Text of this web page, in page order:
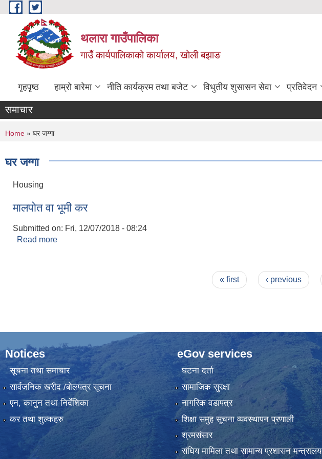
Skip to main content
थलारा गाउँपालिका
गाउँ कार्यपालिकाको कार्यालय, खोली बझाङ
गृहपृष्ठ हाम्रो बारेमा नीति कार्यक्रम तथा बजेट विधुतीय शुसासन सेवा प्रतिवेदन
समाचार
You are here
Home » घर जग्गा
घर जग्गा
Housing
मालपोत वा भूमी कर
Submitted on: Fri, 12/07/2018 - 08:24
Read more
« first ‹ previous
Notices
सूचना तथा समाचार
सार्वजनिक खरीद /बोलपत्र सूचना
एन, कानुन तथा निर्देशिका
कर तथा शुल्कहरु
eGov services
घटना दर्ता
सामाजिक सुरक्षा
नागरिक वडापत्र
शिक्षा समुह सूचना व्यवस्थापन प्रणाली
श्रमसंसार
संघिय मामिला तथा सामान्य प्रशासन मन्त्रालय